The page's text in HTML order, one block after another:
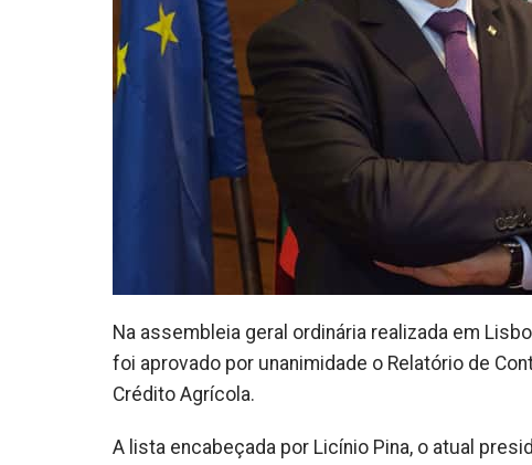
Na assembleia geral ordinária realizada em
foi aprovado por unanimidade o Relatório de
Crédito Agrícola.
A lista encabeçada por Licínio Pina, o atual